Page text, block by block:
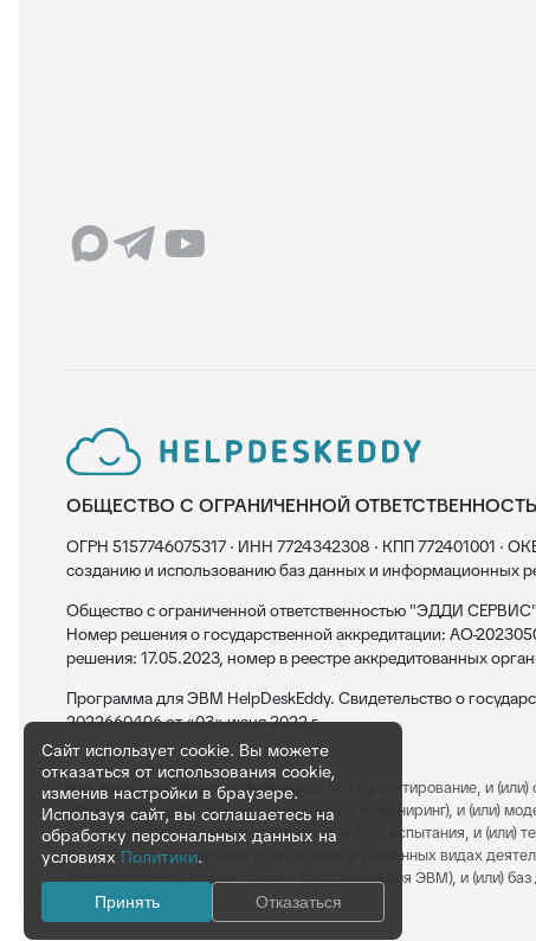
ОБЩЕСТВО С ОГРАНИЧЕННОЙ
ОГРН 5157746075317 · ИНН 7724342308 · КПП 772401001 ·
созданию и использованию баз данных и информационных
Общество с ограниченной ответственностью "ЭДДИ
Номер решения о государственной аккредитации: АО-
решения: 17.05.2023, номер в реестре аккредитованных
Программа для ЭВМ HelpDeskEddy. Свидетельство о
2022660496 от «03» июня 2022 г.
Код вида деятельности Минцифры 1.01
Проектирование, и
обратное проектирование (реверсивный инжиниринг), и (или)
сопровождение, и (или) тестирование, и (или) испытания, и (или)
по обучению, экспертных услуг и иных) в указанных видах
вычислительных машин (далее - программы для ЭВМ), и (или) баз
Сайт использует cookie. Вы можете
отказаться от использования cookie,
изменив настройки в браузере.
Используя сайт, вы соглашаетесь на
обработку персональных данных на
условиях Политики.
Принять Отказаться